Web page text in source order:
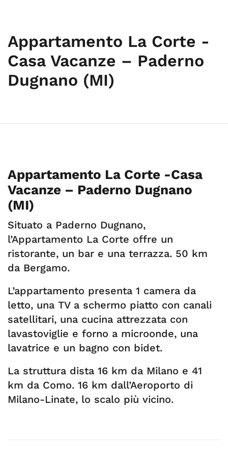
Appartamento La Corte -
Casa Vacanze – Paderno
Dugnano (MI)
Appartamento La Corte -Casa
Vacanze – Paderno Dugnano
(MI)
Situato a Paderno Dugnano,
l’Appartamento La Corte offre un
ristorante, un bar e una terrazza. 50 km
da Bergamo.
L’appartamento presenta 1 camera da
letto, una TV a schermo piatto con canali
satellitari, una cucina attrezzata con
lavastoviglie e forno a microonde, una
lavatrice e un bagno con bidet.
La struttura dista 16 km da Milano e 41
km da Como. 16 km dall’Aeroporto di
Milano-Linate, lo scalo più vicino.